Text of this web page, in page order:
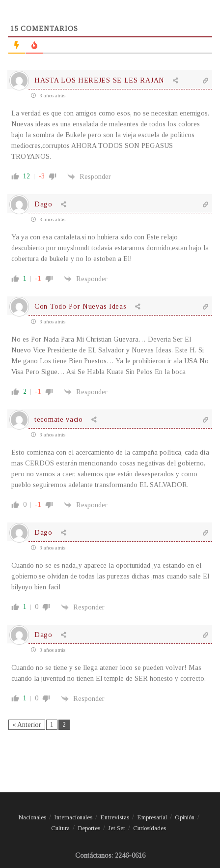
15 COMENTARIOS
HASTA LOS HEREJES SE LES RAJAN
3 años atrás
La verdad es que con amigos como esos, no se necesitan enemigos.
Nuevas ideas es una ensalada de maleantes de todos los colores
bajo la sombra de Bukele pero son la vieja escuela de politicos
mediocres,corruptos AHORA TODOS SON PEGASUS
TROYANOS.
12 -3 Responder
Dago
3 años atrás
Ya ya con esa cantaleta,si no hubiera sido con Este relajo
descubierto por muyshondt todavia estaramos dormido,estan bajo la
cobertura de bukele y no lo estoben a El!
1 -1 Responder
Con Todo Por Nuevas Ideas
3 años atrás
No es Por Nada Para Mi Christian Guevara… Deveria Ser El
Nuevo Vice Presidente de EL Salvador y Nuevas Ideas. Este H. Si
Me gano Los tiene Bien Puestos… Ya le prohibieron ir ala USA No
Visa Pero Sigue… Asi Se Habla Kuate Sin Pelos En la boca
2 -1 Responder
tecomate vacio
3 años atrás
Esto comienza con el acercamiento de la campaña política, cada día
mas CERDOS estarán mencionando cosas negativas del gobierno,
pero no vamos a caer, sabemos que están desesperados y como
pueblo seguiremos adelante transformando EL SALVADOR.
0 -1 Responder
Dago
3 años atrás
Cuando no se es nada,,y aparece la oportunidad ,ya estando en el
gobierno,se olvidan de todas las purezas dichas ,mas cuando sale El
bilyuyo bien facil
1 0 Responder
Dago
3 años atrás
Cuando no se tiene y se llega atener loco se pueden volver! Mas
cuando la juventud no tienen El temple de SER honesto y correcto.
1 0 Responder
« Anterior 1 2
Nacionales Internacionales Entrevistas Empresarial
Opinión
Cultura
Deportes Jet Set Curiosidades
Contáctanos: 2246-0616